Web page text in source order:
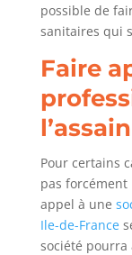
possible de
sanitaires qui
Faire
Pour certains
pas forcément
appel à une
Ile-de-France
société pourra